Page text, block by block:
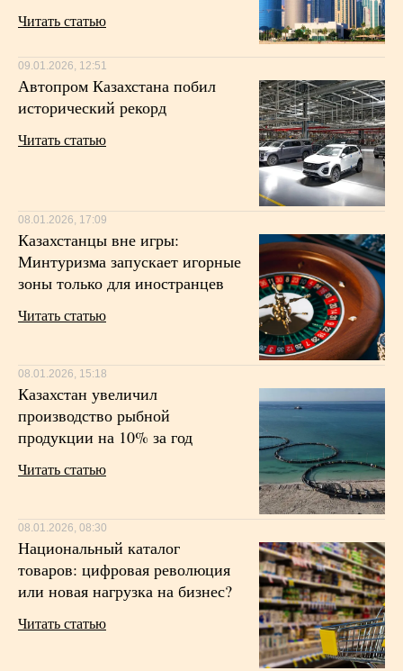
Читать статью
09.01.2026, 12:51
Автопром Казахстана побил
исторический рекорд
Читать статью
08.01.2026, 17:09
Казахстанцы вне игры:
Минтуризма запускает игорные
зоны только для иностранцев
Читать статью
08.01.2026, 15:18
Казахстан увеличил
производство рыбной
продукции на 10% за год
Читать статью
08.01.2026, 08:30
Национальный каталог
товаров: цифровая революция
или новая нагрузка на бизнес?
Читать статью